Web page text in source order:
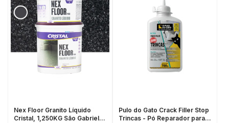
Nex Floor Granito Líquido
Cristal, 1,250KG São Gabriel -
Pulo do Gato Crack Filler Stop
Trincas - Pó Reparador para